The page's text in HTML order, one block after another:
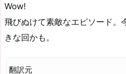
Wow!
飛びぬけて素敵なエピソード。
きな回かも。
翻訳元